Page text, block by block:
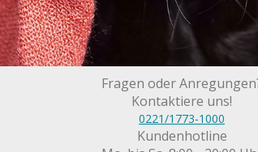
Fragen oder
Kontaktiere uns!
0221/1773-1000
Kundenhotline